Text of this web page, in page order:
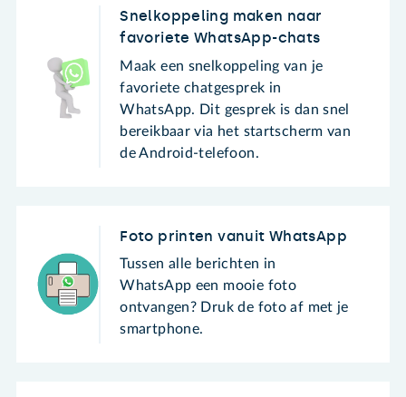
Snelkoppeling maken naar
favoriete WhatsApp-chats
Maak een snelkoppeling van je
favoriete chatgesprek in
WhatsApp. Dit gesprek is dan snel
bereikbaar via het startscherm van
de Android-telefoon.
Foto printen vanuit WhatsApp
Tussen alle berichten in
WhatsApp een mooie foto
ontvangen? Druk de foto af met je
smartphone.